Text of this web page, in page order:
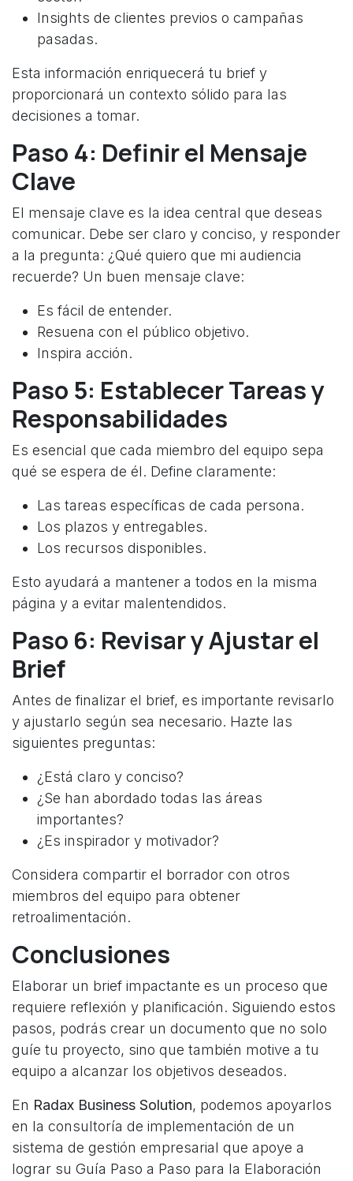
Insights de clientes previos o campañas
pasadas.
Esta información enriquecerá tu brief y
proporcionará un contexto sólido para las
decisiones a tomar.
Paso 4: Definir el Mensaje
Clave
El mensaje clave es la idea central que deseas
comunicar. Debe ser claro y conciso, y responder
a la pregunta: ¿Qué quiero que mi audiencia
recuerde? Un buen mensaje clave:
Es fácil de entender.
Resuena con el público objetivo.
Inspira acción.
Paso 5: Establecer Tareas y
Responsabilidades
Es esencial que cada miembro del equipo sepa
qué se espera de él. Define claramente:
Las tareas específicas de cada persona.
Los plazos y entregables.
Los recursos disponibles.
Esto ayudará a mantener a todos en la misma
página y a evitar malentendidos.
Paso 6: Revisar y Ajustar el
Brief
Antes de finalizar el brief, es importante revisarlo
y ajustarlo según sea necesario. Hazte las
siguientes preguntas:
¿Está claro y conciso?
¿Se han abordado todas las áreas
importantes?
¿Es inspirador y motivador?
Considera compartir el borrador con otros
miembros del equipo para obtener
retroalimentación.
Conclusiones
Elaborar un brief impactante es un proceso que
requiere reflexión y planificación. Siguiendo estos
pasos, podrás crear un documento que no solo
guíe tu proyecto, sino que también motive a tu
equipo a alcanzar los objetivos deseados.
En Radax Business Solution, podemos apoyarlos
en la consultoría de implementación de un
sistema de gestión empresarial que apoye a
lograr su Guía Paso a Paso para la Elaboración